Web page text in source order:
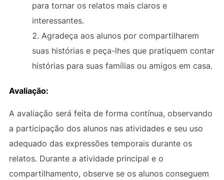
para tornar os relatos mais claros e
interessantes.
Agradeça aos alunos por compartilharem
suas histórias e peça-lhes que pratiquem contar
histórias para suas famílias ou amigos em casa.
Avaliação:
A avaliação será feita de forma contínua, observando
a participação dos alunos nas atividades e seu uso
adequado das expressões temporais durante os
relatos. Durante a atividade principal e o
compartilhamento, observe se os alunos conseguem